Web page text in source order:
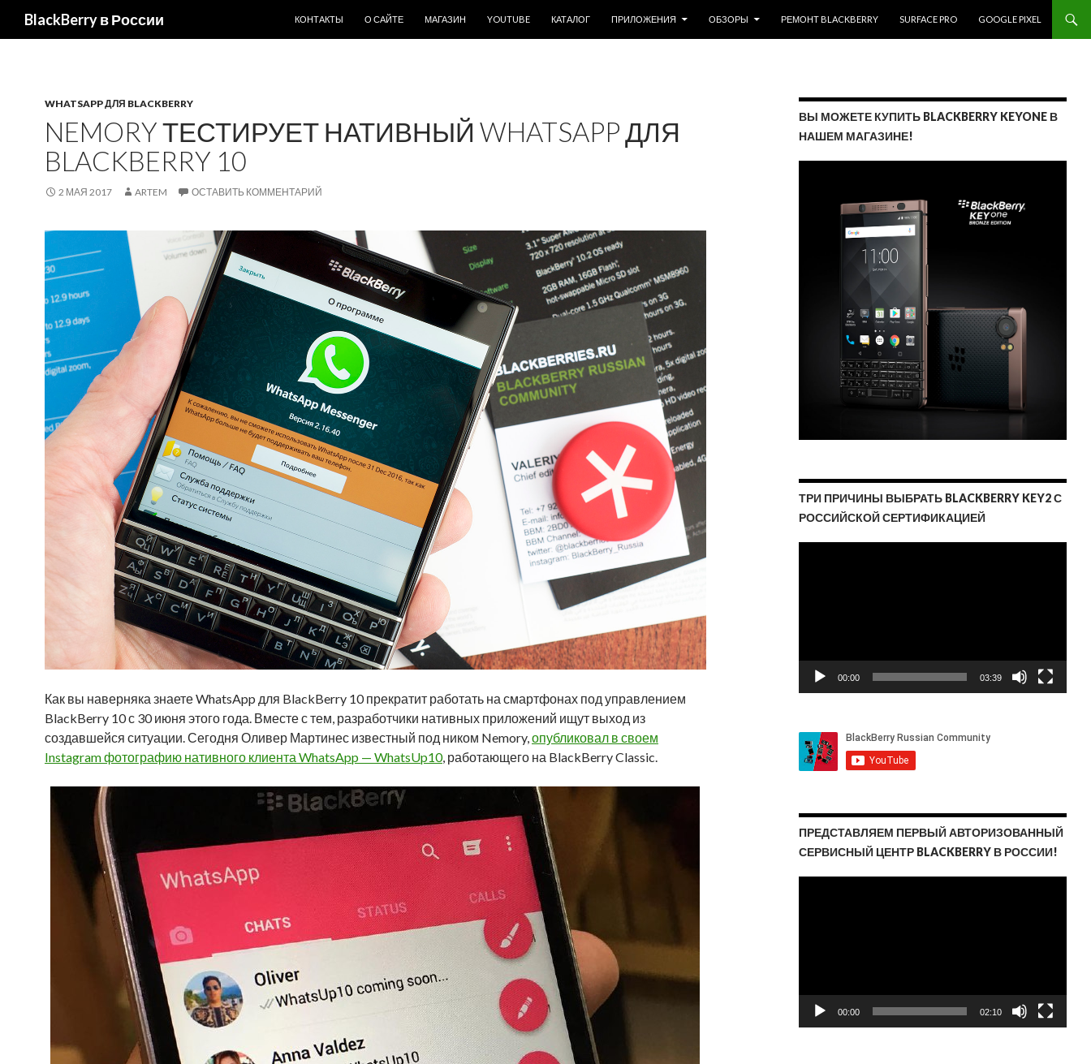
BlackBerry в России
КОНТАКТЫ
О САЙТЕ МАГАЗИН YOUTUBE КАТАЛОГ ПРИЛОЖЕНИЯ ОБЗОРЫ РЕМОНТ BLACKBERRY SURFACE PRO GOOGLE PIXEL
WHATSAPP ДЛЯ BLACKBERRY
NEMORY ТЕСТИРУЕТ НАТИВНЫЙ WHATSAPP ДЛЯ
BLACKBERRY 10
2 МАЯ 2017 ARTEM ОСТАВИТЬ КОММЕНТАРИЙ
Как вы наверняка знаете WhatsApp для BlackBerry 10 прекратит работать на смартфонах под управлением
BlackBerry 10 с 30 июня этого года. Вместе с тем, разработчики нативных приложений ищут выход из
создавшейся ситуации. Сегодня Оливер Мартинес известный под ником Nemory,опубликовал в своем
Instagram фотографию нативного клиента WhatsApp — WhatsUp10, работающего на BlackBerry Classic.
ВЫ МОЖЕТЕ КУПИТЬ BLACKBERRY KEYONE В
НАШЕМ МАГАЗИНЕ!
ТРИ ПРИЧИНЫ ВЫБРАТЬ BLACKBERRY KEY2 С
РОССИЙСКОЙ СЕРТИФИКАЦИЕЙ
00:00 03:39
ПРЕДСТАВЛЯЕМ ПЕРВЫЙ АВТОРИЗОВАННЫЙ
СЕРВИСНЫЙ ЦЕНТР BLACKBERRY В РОССИИ!
00:00 02:10